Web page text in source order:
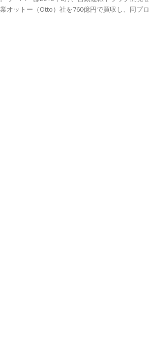
オットー（Otto）社を760億円で買収し、同プロ